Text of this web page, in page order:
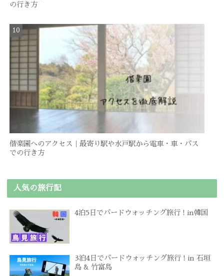
の行き方
偕楽園へのアクセス｜最寄り駅や水戸駅から電車・車・バス
での行き方
人気の旅行記
4泊5日でバードウォッチング旅行 ! in韓国
3泊4日でバードウォッチング旅行 ! in 石垣
島 & 竹富島